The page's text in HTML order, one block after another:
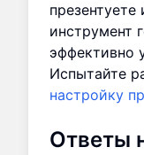
презентуете
инструмент
эффективно
Испытайте
настройку
Ответы